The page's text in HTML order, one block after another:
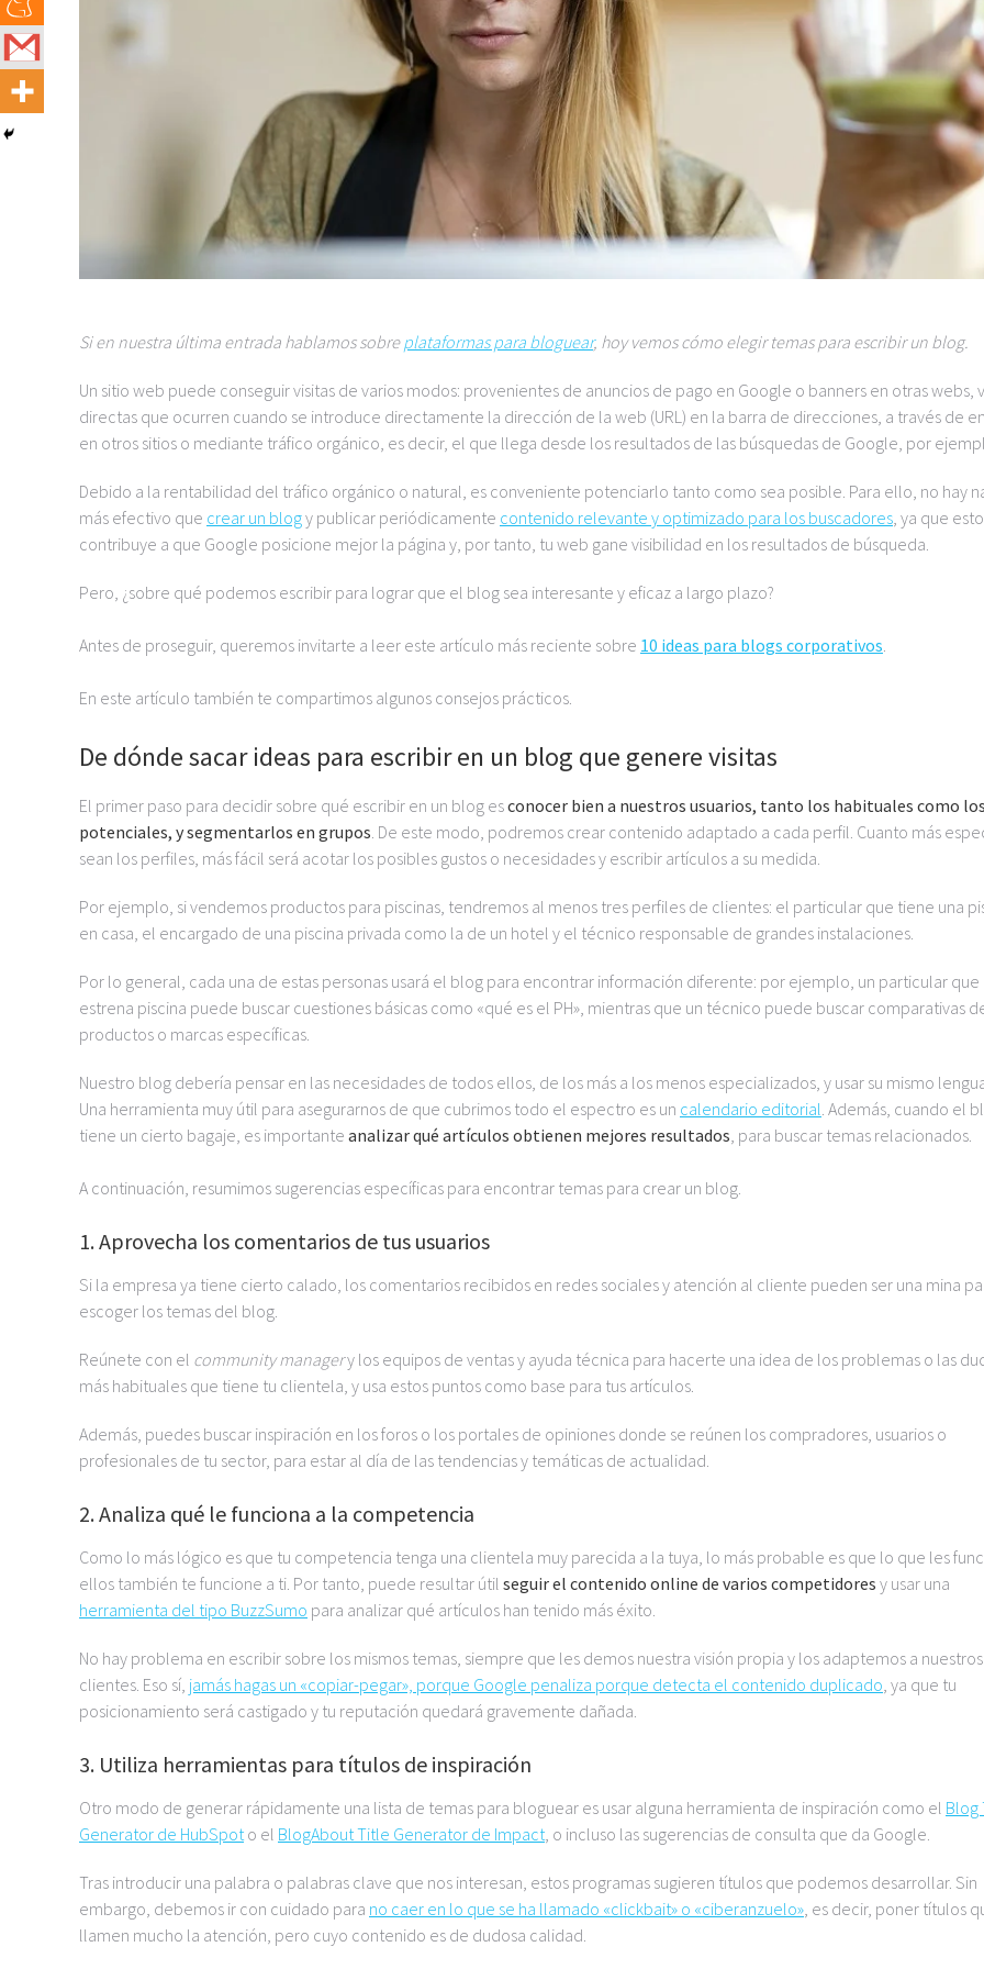
Si en nuestra última entrada hablamos sobreplataformas para bloguear, hoy vemos cómo elegir temas para escribir un blog.
Un sitio web puede conseguir visitas de varios modos: provenientes de anuncios de pago en Google o banners en otras webs,
directas que ocurren cuando se introduce directamente la dirección de la web (URL) en la barra de direcciones, a través de
en otros sitios o mediante tráfico orgánico, es decir, el que llega desde los resultados de las búsquedas de Google, por
Debido a la rentabilidad del tráfico orgánico o natural, es conveniente potenciarlo tanto como sea posible. Para ello, no hay
más efectivo que crear un blogy publicar periódicamente contenido relevante y optimizado para los buscadores , ya que esto
contribuye a que Google posicione mejor la página y, por tanto, tu web gane visibilidad en los resultados de búsqueda.
Pero, ¿sobre qué podemos escribir para lograr que el blog sea interesante y eficaz a largo plazo?
Antes de proseguir, queremos invitarte a leer este artículo más reciente sobre 10 ideas para blogs corporativos
En este artículo también te compartimos algunos consejos prácticos.
De dónde sacar ideas para escribir en un blog que genere visitas
El primer paso para decidir sobre qué escribir en un blog esconocer bien a nuestros usuarios, tanto los habituales como
potenciales, y segmentarlos en grupos . De este modo, podremos crear contenido adaptado a cada perfil. Cuanto más
sean los perfiles, más fácil será acotar los posibles gustos o necesidades y escribir artículos a su medida.
Por ejemplo, si vendemos productos para piscinas, tendremos al menos tres perfiles de clientes: el particular que tiene una
en casa, el encargado de una piscina privada como la de un hotel y el técnico responsable de grandes instalaciones.
Por lo general, cada una de estas personas usará el blog para encontrar información diferente: por ejemplo, un particular que
estrena piscina puede buscar cuestiones básicas como «qué es el PH», mientras que un técnico puede buscar comparativas
productos o marcas específicas.
Nuestro blog debería pensar en las necesidades de todos ellos, de los más a los menos especializados, y usar su mismo
Una herramienta muy útil para asegurarnos de que cubrimos todo el espectro es un calendario editorial . Además, cuando el
tiene un cierto bagaje, es importante analizar qué artículos obtienen mejores resultados , para buscar temas relacionados.
A continuación, resumimos sugerencias específicas para encontrar temas para crear un blog.
1. Aprovecha los comentarios de tus usuarios
Si la empresa ya tiene cierto calado, los comentarios recibidos en redes sociales y atención al cliente pueden ser una mina
escoger los temas del blog.
Reúnete con el community managery los equipos de ventas y ayuda técnica para hacerte una idea de los problemas o las
más habituales que tiene tu clientela, y usa estos puntos como base para tus artículos.
Además, puedes buscar inspiración en los foros o los portales de opiniones donde se reúnen los compradores, usuarios o
profesionales de tu sector, para estar al día de las tendencias y temáticas de actualidad.
2. Analiza qué le funciona a la competencia
Como lo más lógico es que tu competencia tenga una clientela muy parecida a la tuya, lo más probable es que lo que les
ellos también te funcione a ti. Por tanto, puede resultar útil seguir el contenido online de varios competidores y usar una
herramienta del tipo BuzzSumo para analizar qué artículos han tenido más éxito.
No hay problema en escribir sobre los mismos temas, siempre que les demos nuestra visión propia y los adaptemos a nuestros
clientes. Eso sí, jamás hagas un «copiar-pegar», porque Google penaliza porque detecta el contenido duplicado , ya que tu
posicionamiento será castigado y tu reputación quedará gravemente dañada.
3. Utiliza herramientas para títulos de inspiración
Otro modo de generar rápidamente una lista de temas para bloguear es usar alguna herramienta de inspiración como el Blog
Generator de HubSpot o el BlogAbout Title Generator de Impact , o incluso las sugerencias de consulta que da Google.
Tras introducir una palabra o palabras clave que nos interesan, estos programas sugieren títulos que podemos desarrollar. Sin
embargo, debemos ir con cuidado para no caer en lo que se ha llamado «clickbait» o «ciberanzuelo» , es decir, poner títulos
llamen mucho la atención, pero cuyo contenido es de dudosa calidad.